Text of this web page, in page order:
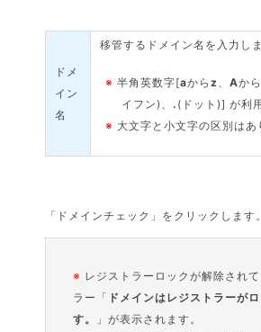
ドメ
イン
名
移管するドメイン名を入力しま
※半角英数字[aからz 、Aか
イフン)、 . (ドット)] が利
※ 大文字と小文字の区別はあ
「ドメインチェック」をクリックします。
※ レジストラーロックが解除され
ラー「 ドメインはレジストラーが
す。
」が表示されます。